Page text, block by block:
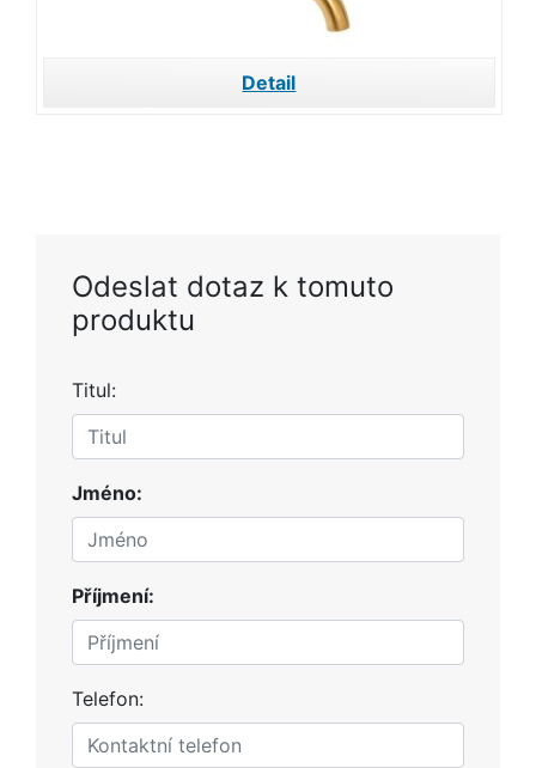
Detail
Odeslat dotaz k tomuto
produktu
Titul:
Jméno:
Příjmení:
Telefon: